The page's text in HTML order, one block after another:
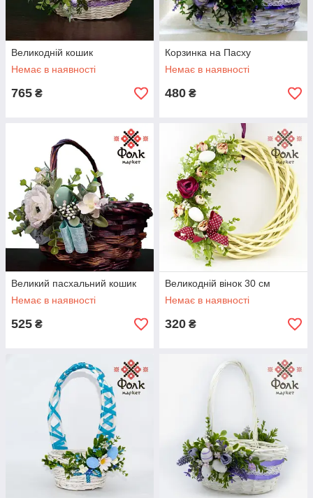
Великодній кошик
Немає в наявності
765 ₴
Корзинка на Пасху
Немає в наявності
480 ₴
Великий пасхальний кошик
Немає в наявності
525 ₴
Великодній вінок 30 см
Немає в наявності
320 ₴